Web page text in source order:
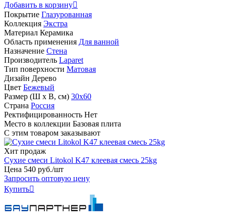
Добавить в корзину
Покрытие Глазурованная
Коллекция Экстра
Материал Керамика
Область применения Для ванной
Назначение Стена
Производитель Laparet
Тип поверхности Матовая
Дизайн Дерево
Цвет Бежевый
Размер (Ш х В, см) 30х60
Страна Россия
Ректифицированность Нет
Место в коллекции Базовая плита
С этим товаром заказывают
Хит продаж
Сухие смеси Litokol K47 клеевая смесь 25kg
Цена 540 руб./шт
Запросить оптовую цену
Купить